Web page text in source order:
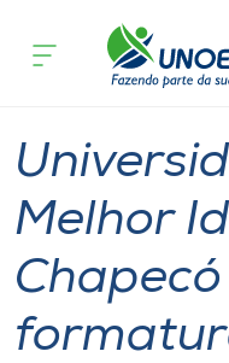
Cursos
Pesquisa
Atendimento ao
Portal de Ensino
acontece
Melhor